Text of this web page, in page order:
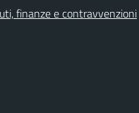
finanze e contravvenzioni